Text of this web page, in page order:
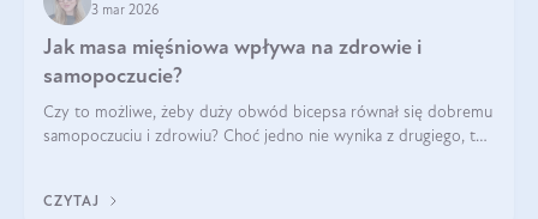
3 mar 2026
Jak masa mięśniowa wpływa na zdrowie i
samopoczucie?
Czy to możliwe, żeby duży obwód bicepsa równał się dobremu
samopoczuciu i zdrowiu? Choć jedno nie wynika z drugiego, to
wyjaśnimy.
CZYTAJ